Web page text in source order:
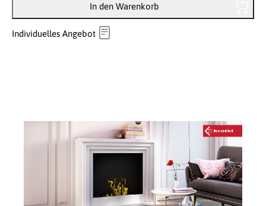
In den Warenkorb
Individuelles Angebot